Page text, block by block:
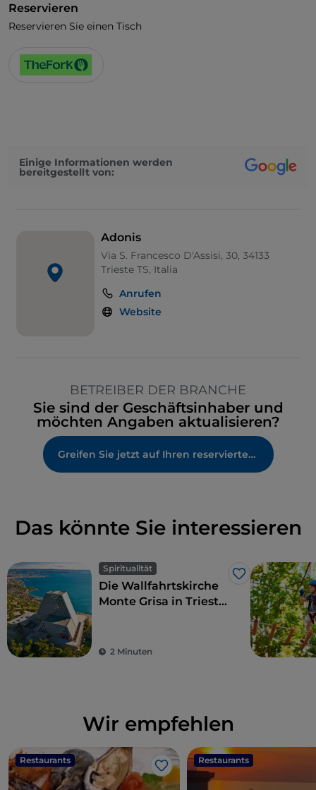
Reservieren
Reservieren Sie einen Tisch
Einige Informationen werden
bereitgestellt von:
Adonis
Via S. Francesco D'Assisi, 30, 34133
Trieste TS, Italia
Anrufen
Website
BETREIBER DER BRANCHE
Sie sind der Geschäftsinhaber und
möchten Angaben aktualisieren?
Greifen Sie jetzt auf Ihren reservierten Bereich zu
Das könnte Sie interessieren
Spiritualität
Like
Die Wallfahrtskirche
Monte Grisa in Triest,
Freundschaft
2 Minuten
Wir empfehlen
Restaurants
Like
Restaurants